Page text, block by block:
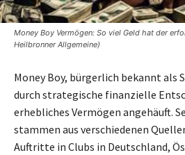
Money Boy Vermögen: So viel Geld hat der
Heilbronner Allgemeine)
Money Boy, bürgerlich bekannt als
durch strategische finanzielle
erhebliches Vermögen angehäuft.
stammen aus verschiedenen
Auftritte in Clubs in Deutschland,